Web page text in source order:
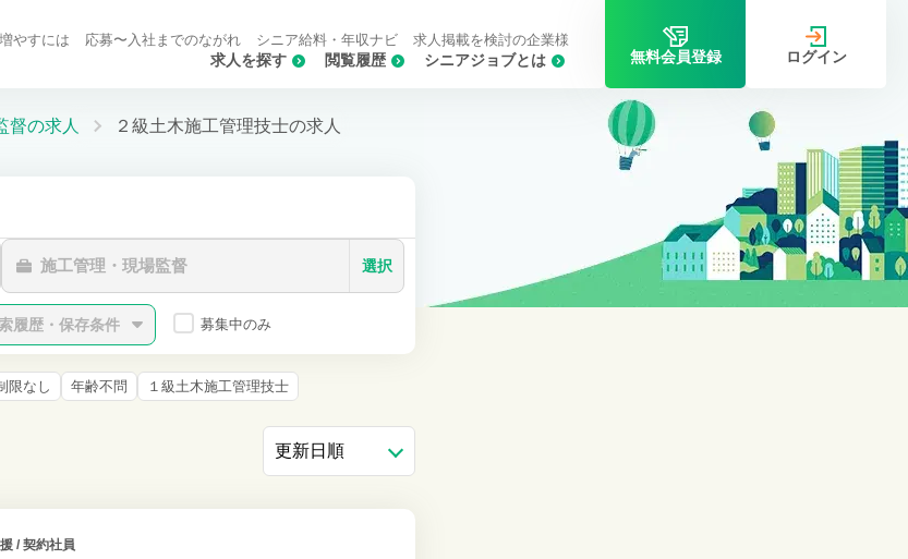
求人を探す シニアジョブとは
閲覧履歴
やすには 応募〜入社までのながれ シニア給料・年収ナビ 求人掲載を検討の企業様
無料会員登録 ログイン
督の求人 ２級土木施工管理技士の求人
施工管理・現場監督 選択
履歴・保存条件 募集中のみ
限なし 年齢不問
１級土木施工管理技士
/ 契約社員